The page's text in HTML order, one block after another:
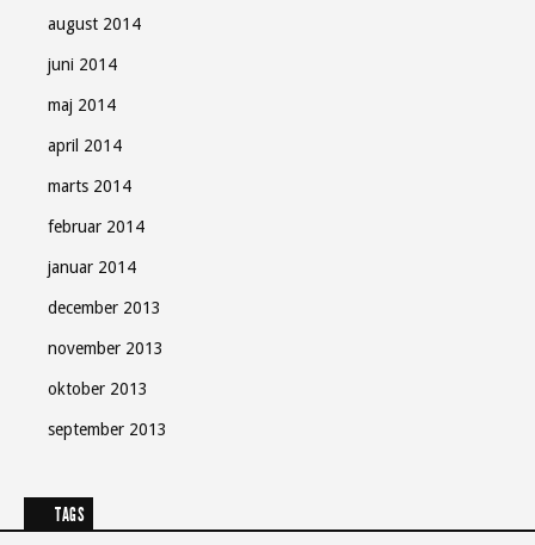
august 2014
juni 2014
maj 2014
april 2014
marts 2014
februar 2014
januar 2014
december 2013
november 2013
oktober 2013
september 2013
TAGS